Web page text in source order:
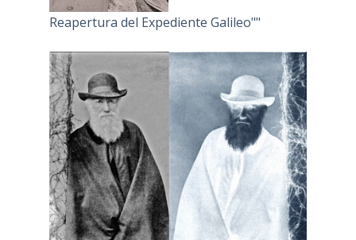
Reapertura del Expediente Galileo""